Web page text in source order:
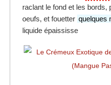
raclant le fond et les bords,
oeufs, et fouetter quelques
liquide épaississe